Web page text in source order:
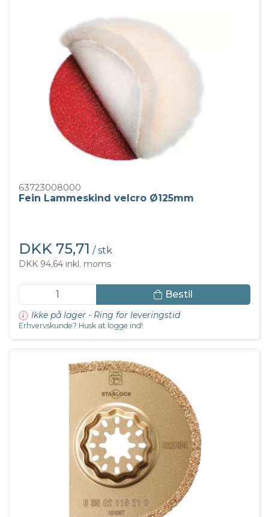
63723008000
Fein Lammeskind velcro Ø125mm
DKK 75,71 / stk
DKK 94,64 inkl. moms
Bestil
Ikke på lager - Ring for leveringstid
Erhvervskunde? Husk at logge ind!